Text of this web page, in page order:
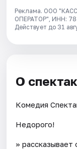
Реклама. ООО
ОПЕРАТОР", ИНН:
Действует до 31
О
Комедия
Недорого!
» рассказывает